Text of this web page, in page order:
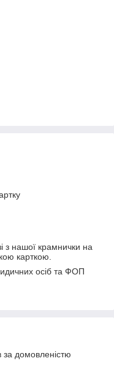
з нашої крамнички на
карткою.
осіб та ФОП
домовленістю